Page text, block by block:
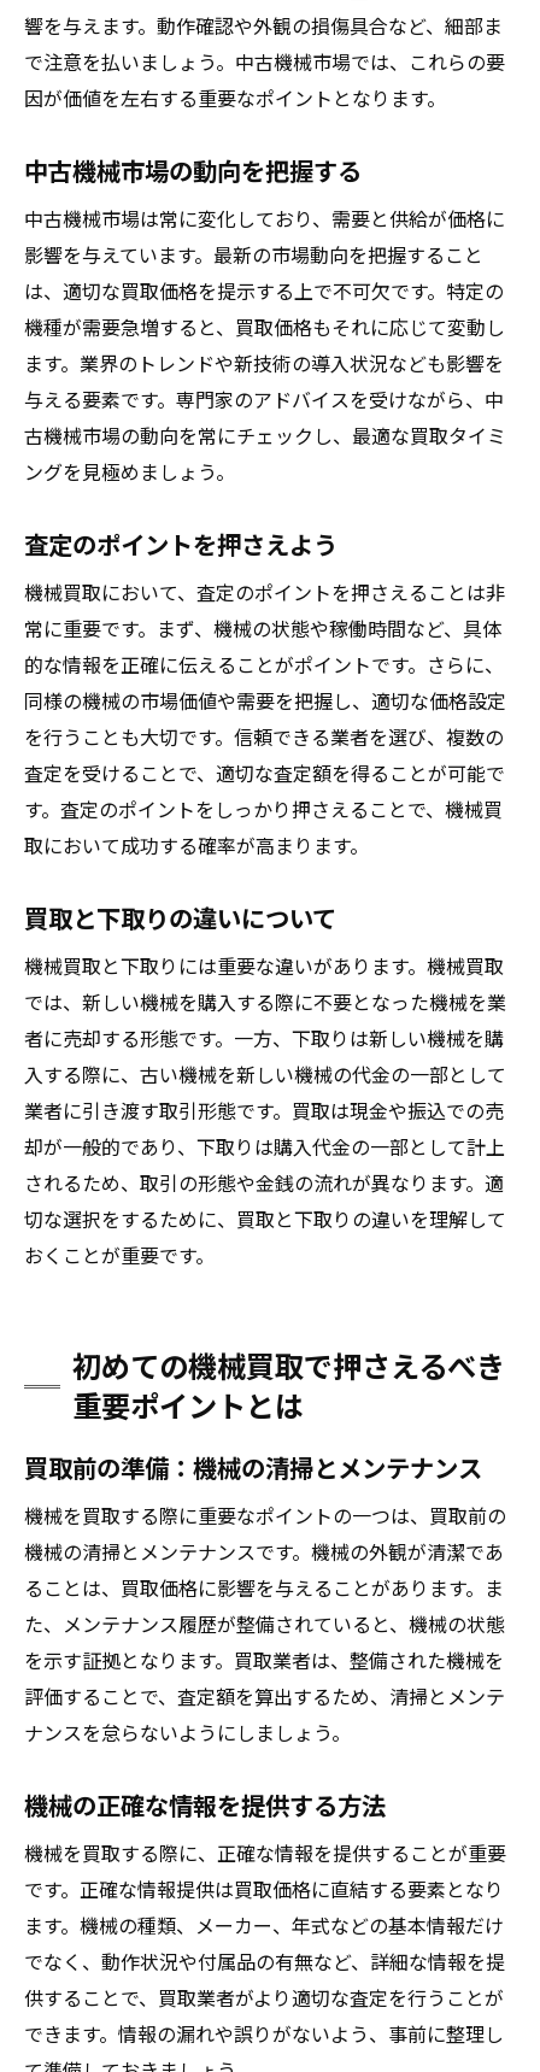
定期的なメンテナンスの重要性
メンテナンス記録の保管と提出
機械の状態が買取価格に与える影響
部品の交換と修理の判断
専門家によるメンテナンス評価
価格交渉のコツで機械買取を有利に進めよう
効果的な交渉の準備
相手の立場を理解する
交渉時の適切なタイミング
価格交渉の心理学
譲歩のポイントを見極める
安心して機械を売却するための基本ステップ
買取業者との初回連絡
査定の準備と実施
見積もり確認と比較
契約書のチェックと結び方
支払い方法の確認
引き渡しとアフターサポートの確認
機械買取の成功と失敗を分けるポイントとは
よくある失敗と回避方法
買取プロセス全体の見直し
次回以降に活かす教訓
経験者のアドバイスを参考にする
買取の失敗を防ぐためのチェックリスト
響を与えます。動作確認や外観の損傷具合など、細部ま
で注意を払いましょう。中古機械市場では、これらの要
因が価値を左右する重要なポイントとなります。
中古機械市場の動向を把握する
中古機械市場は常に変化しており、需要と供給が価格に
影響を与えています。最新の市場動向を把握すること
は、適切な買取価格を提示する上で不可欠です。特定の
機種が需要急増すると、買取価格もそれに応じて変動し
ます。業界のトレンドや新技術の導入状況なども影響を
与える要素です。専門家のアドバイスを受けながら、中
古機械市場の動向を常にチェックし、最適な買取タイミ
ングを見極めましょう。
査定のポイントを押さえよう
機械買取において、査定のポイントを押さえることは非
常に重要です。まず、機械の状態や稼働時間など、具体
的な情報を正確に伝えることがポイントです。さらに、
同様の機械の市場価値や需要を把握し、適切な価格設定
を行うことも大切です。信頼できる業者を選び、複数の
査定を受けることで、適切な査定額を得ることが可能で
す。査定のポイントをしっかり押さえることで、機械買
取において成功する確率が高まります。
買取と下取りの違いについて
機械買取と下取りには重要な違いがあります。機械買取
では、新しい機械を購入する際に不要となった機械を業
者に売却する形態です。一方、下取りは新しい機械を購
入する際に、古い機械を新しい機械の代金の一部として
業者に引き渡す取引形態です。買取は現金や振込での売
却が一般的であり、下取りは購入代金の一部として計上
されるため、取引の形態や金銭の流れが異なります。適
切な選択をするために、買取と下取りの違いを理解して
おくことが重要です。
初めての機械買取で押さえるべき
重要ポイントとは
買取前の準備：機械の清掃とメンテナンス
機械を買取する際に重要なポイントの一つは、買取前の
機械の清掃とメンテナンスです。機械の外観が清潔であ
ることは、買取価格に影響を与えることがあります。ま
た、メンテナンス履歴が整備されていると、機械の状態
を示す証拠となります。買取業者は、整備された機械を
評価することで、査定額を算出するため、清掃とメンテ
ナンスを怠らないようにしましょう。
機械の正確な情報を提供する方法
機械を買取する際に、正確な情報を提供することが重要
です。正確な情報提供は買取価格に直結する要素となり
ます。機械の種類、メーカー、年式などの基本情報だけ
でなく、動作状況や付属品の有無など、詳細な情報を提
供することで、買取業者がより適切な査定を行うことが
できます。情報の漏れや誤りがないよう、事前に整理し